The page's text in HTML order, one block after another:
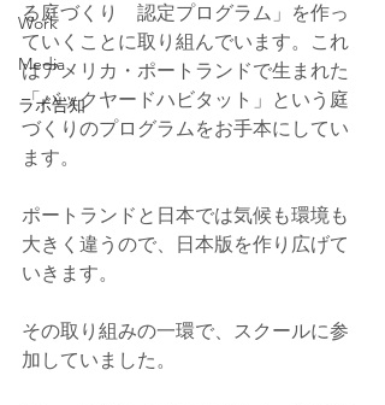
Work
Media
ラボ告知
る庭づくり　認定プログラム」を作っ
ていくことに取り組んでいます。これ
はアメリカ・ポートランドで生まれた
「バックヤードハビタット」という庭
づくりのプログラムをお手本にしてい
ます。
ポートランドと日本では気候も環境も
大きく違うので、日本版を作り広げて
いきます。
その取り組みの一環で、スクールに参
加していました。